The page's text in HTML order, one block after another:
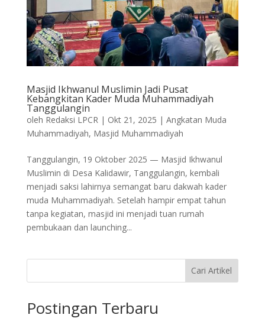
Masjid Ikhwanul Muslimin Jadi Pusat
Kebangkitan Kader Muda Muhammadiyah
Tanggulangin
oleh Redaksi LPCR | Okt 21, 2025 | Angkatan Muda
Muhammadiyah, Masjid Muhammadiyah
Tanggulangin, 19 Oktober 2025 — Masjid Ikhwanul
Muslimin di Desa Kalidawir, Tanggulangin, kembali
menjadi saksi lahirnya semangat baru dakwah kader
muda Muhammadiyah. Setelah hampir empat tahun
tanpa kegiatan, masjid ini menjadi tuan rumah
pembukaan dan launching...
Cari Artikel
Postingan Terbaru